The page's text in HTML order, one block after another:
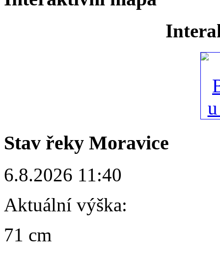
Stav řeky Moravice
6.8.2026 11:40
Aktuální výška:
71 cm